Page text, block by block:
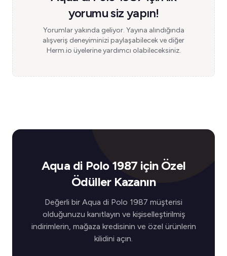
yorumu siz yapın!
Yorumlar yakında geliyor. Yayına alındığında
alışveriş deneyiminizi paylaşabilecek ve diğer
Herm.io üyelerine yardımcı olabileceksiniz.
Aqua di Polo 1987 için Özel
Ödüller Kazanın
Değerli bir Aqua di Polo 1987 müşterisi
olduğunuzu kanıtlayın ve kişiselleştirilmiş
indirimlerin, mağaza kredisinin ve özel ürünlerin
kilidini açın.